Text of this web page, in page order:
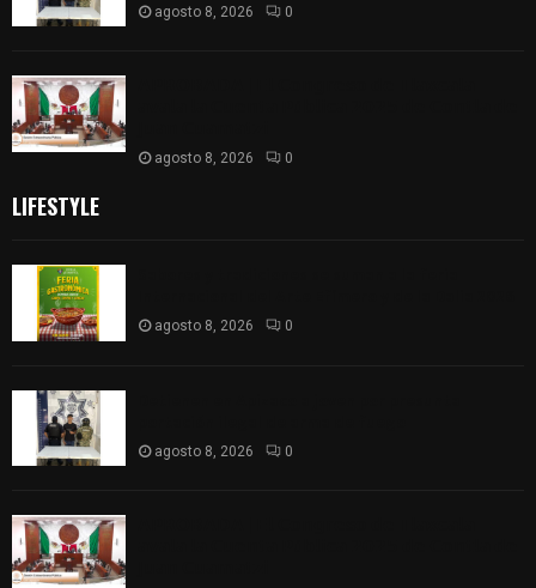
agosto 8, 2026 0
agosto 8, 2026 0
LIFESTYLE
agosto 8, 2026 0
agosto 8, 2026 0